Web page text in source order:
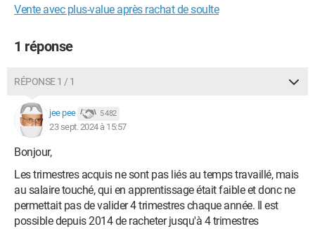
Vente avec plus-value après rachat de soulte
1 réponse
RÉPONSE 1 / 1
jee pee 5 482
23 sept. 2024 à 15:57
Bonjour,
Les trimestres acquis ne sont pas liés au temps travaillé, mais
au salaire touché, qui en apprentissage était faible et donc ne
permettait pas de valider 4 trimestres chaque année. Il est
possible depuis 2014 de racheter jusqu'à 4 trimestres